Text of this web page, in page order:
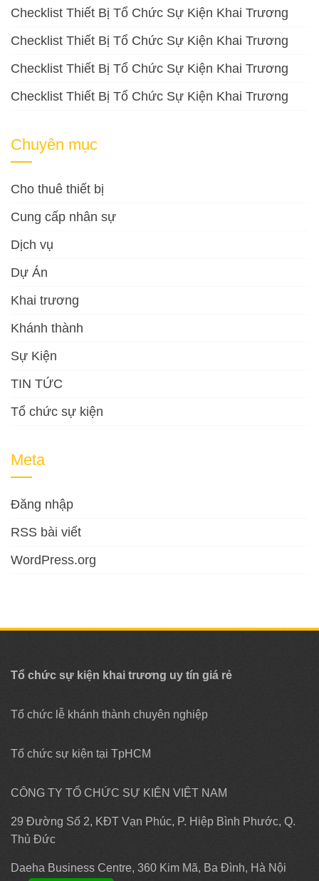
Checklist Thiết Bị Tổ Chức Sự Kiện Khai Trương
Checklist Thiết Bị Tổ Chức Sự Kiện Khai Trương
Checklist Thiết Bị Tổ Chức Sự Kiện Khai Trương
Checklist Thiết Bị Tổ Chức Sự Kiện Khai Trương
Chuyên mục
Cho thuê thiết bị
Cung cấp nhân sự
Dịch vụ
Dự Án
Khai trương
Khánh thành
Sự Kiện
TIN TỨC
Tổ chức sự kiện
Meta
Đăng nhập
RSS bài viết
WordPress.org
Tổ chức sự kiện khai trương uy tín giá rẻ
Tổ chức lễ khánh thành chuyên nghiệp
Tổ chức sự kiện tại TpHCM
CÔNG TY TỔ CHỨC SỰ KIỆN VIỆT NAM
29 Đường Số 2, KĐT Vạn Phúc, P. Hiệp Bình Phước, Q.
Thủ Đức
Daeha Business Centre, 360 Kim Mã, Ba Đình, Hà Nội